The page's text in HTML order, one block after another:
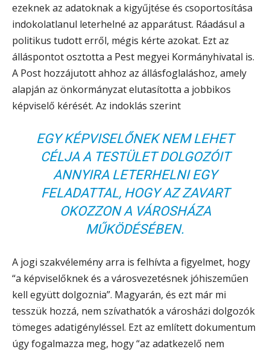
ezeknek az adatoknak a kigyűjtése és csoportosítása
indokolatlanul leterhelné az apparátust. Ráadásul a
politikus tudott erről, mégis kérte azokat. Ezt az
álláspontot osztotta a Pest megyei Kormányhivatal is.
A Post hozzájutott ahhoz az állásfoglaláshoz, amely
alapján az önkormányzat elutasította a jobbikos
képviselő kérését. Az indoklás szerint
EGY KÉPVISELŐNEK NEM LEHET
CÉLJA A TESTÜLET DOLGOZÓIT
ANNYIRA LETERHELNI EGY
FELADATTAL, HOGY AZ ZAVART
OKOZZON A VÁROSHÁZA
MŰKÖDÉSÉBEN.
A jogi szakvélemény arra is felhívta a figyelmet, hogy
“a képviselőknek és a városvezetésnek jóhiszeműen
kell együtt dolgoznia”. Magyarán, és ezt már mi
tesszük hozzá, nem szívathatók a városházi dolgozók
tömeges adatigényléssel. Ezt az említett dokumentum
úgy fogalmazza meg, hogy “az adatkezelő nem